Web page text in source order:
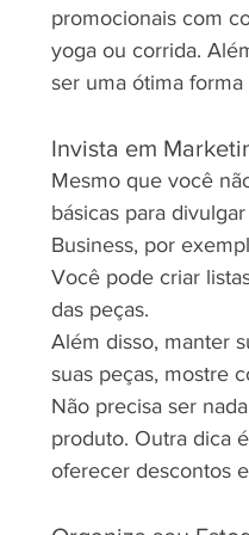
promocionais com
yoga ou corrida.
ser uma ótima
Invista em
Mesmo que você
básicas para
Business, por
Você pode criar
das peças.
Além disso, manter
suas peças, mostre
Não precisa ser
produto. Outra dica
oferecer descontos